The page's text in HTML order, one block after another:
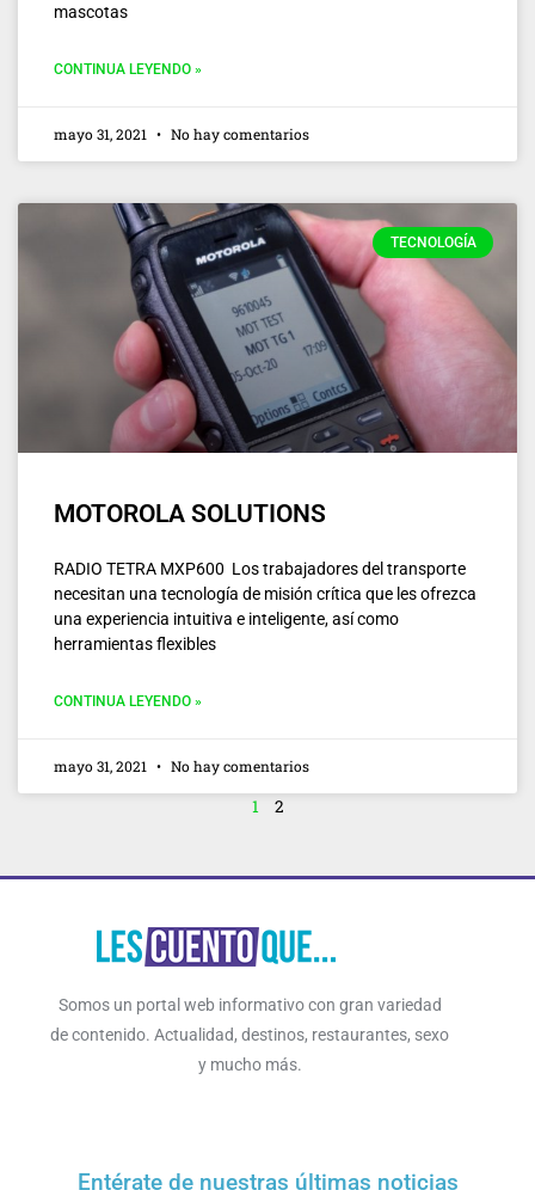
mascotas
CONTINUA LEYENDO »
mayo 31, 2021 No hay comentarios
TECNOLOGÍA
MOTOROLA SOLUTIONS
RADIO TETRA MXP600 Los trabajadores del transporte
necesitan una tecnología de misión crítica que les ofrezca
una experiencia intuitiva e inteligente, así como
herramientas flexibles
CONTINUA LEYENDO »
mayo 31, 2021 No hay comentarios
1 2
Somos un portal web informativo con gran variedad
de contenido. Actualidad, destinos, restaurantes, sexo
y mucho más.
Entérate de nuestras últimas noticias